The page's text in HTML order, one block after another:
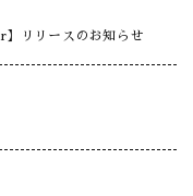
リリースのお知らせ